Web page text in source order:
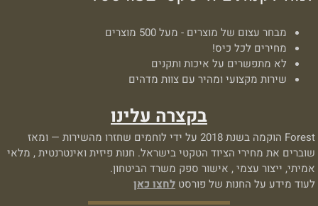
מבחר עצום של מוצרים - מעל 500 מוצרים
מחירים לכל כיס!
לא מתפשרים על איכות ותקנים
שירות מקצועי ומהיר עם צוות מדהים
בקצרה עלינו
Forest הוקמה בשנת 2018 על ידי לוחמים שחזרו מהשירות — ומאז
שוברים את מחירי הציוד הטקטי בישראל. חנות פיזית ואינטרנטית , מלאי
אמיתי, ייצור עצמי , אישור ספק משרד הביטחון.
לעוד מידע על החנות של פורסט לחצו כאן